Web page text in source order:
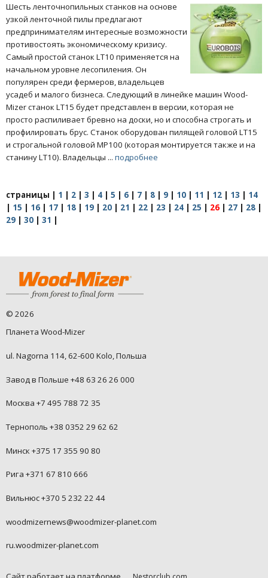
Шесть ленточнопильных станков на основе
узкой ленточной пилы предлагают
предпринимателям интересные возможности
противостоять экономическому кризису.
Самый простой станок LT10 применяется на
начальном уровне лесопиления. Он
популярен среди фермеров, владельцев
усадеб и малого бизнеса. Следующий в линейке машин Wood-
Mizer станок LT15 будет представлен в версии, которая не
просто распиливает бревно на доски, но и способна строгать и
профилировать брус. Станок оборудован пилящей головой LT15
и строгальной головой MP100 (которая монтируется также и на
станину LT10). Владельцы ... подробнее
страницы | 1 | 2 | 3 | 4 | 5 | 6 | 7 | 8 | 9 | 10 | 11 | 12 | 13 | 14
| 15 | 16 | 17 | 18 | 19 | 20 | 21 | 22 | 23 | 24 | 25 | 26 | 27 | 28 |
29 | 30 | 31 |
© 2026
Планета Wood-Mizer
ul. Nagorna 114, 62-600 Kolo, Польша
Завод в Польше +48 63 26 26 000
Москва +7 495 788 72 35
Тернополь +38 0352 29 62 62
Минск +375 17 355 90 80
Рига +371 67 810 666
Вильнюс +370 5 232 22 44
woodmizernews@woodmizer-planet.com
ru.woodmizer-planet.com